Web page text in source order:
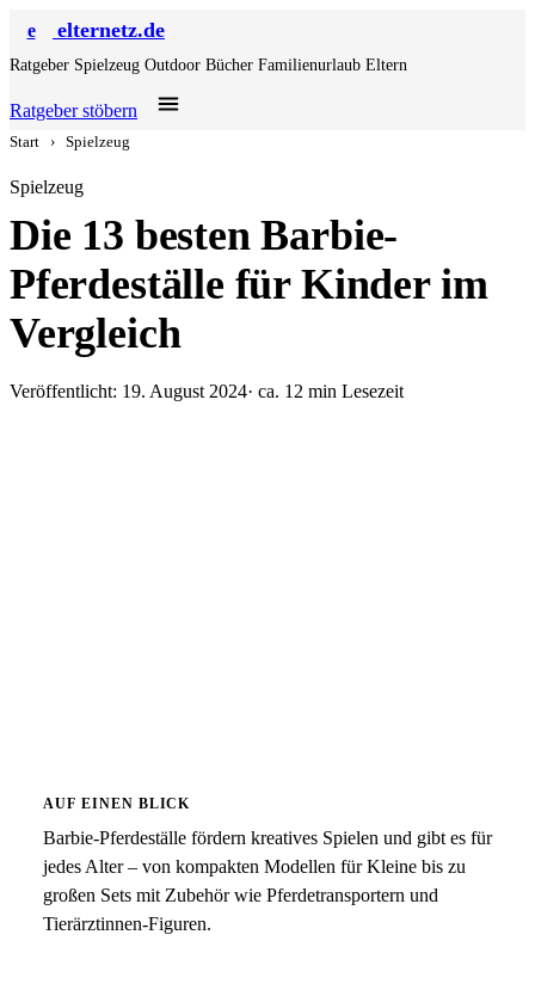
e elternetz.de
Ratgeber Spielzeug Outdoor Bücher Familienurlaub Eltern
Ratgeber stöbern
Start › Spielzeug
Spielzeug
Die 13 besten Barbie-
Pferdeställe für Kinder im
Vergleich
Veröffentlicht: 19. August 2024· ca. 12 min Lesezeit
AUF EINEN BLICK
Barbie-Pferdeställe fördern kreatives Spielen und gibt es für
jedes Alter – von kompakten Modellen für Kleine bis zu
großen Sets mit Zubehör wie Pferdetransportern und
Tierärztinnen-Figuren.